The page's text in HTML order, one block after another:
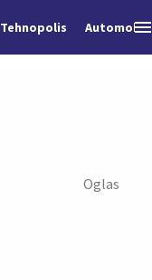
Tehnopolis Automobili